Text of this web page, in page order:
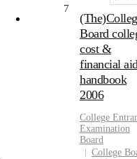
7
Board
cost &
financial
handbook
2006
College
Examination
Board
College